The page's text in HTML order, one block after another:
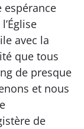
espérance
avec la
que tous
de presque
et nous
de